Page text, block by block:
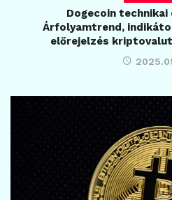
Dogecoin technikai
Árfolyamtrend,
előrejelzés